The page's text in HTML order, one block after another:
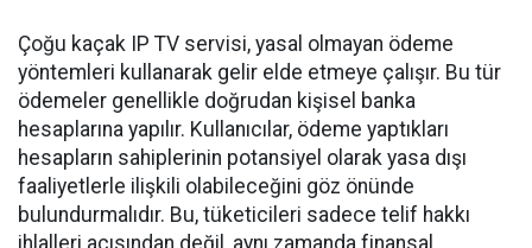
Çoğu kaçak IP TV servisi, yasal olmayan ödeme
yöntemleri kullanarak gelir elde etmeye çalışır. Bu tür
ödemeler genellikle doğrudan kişisel banka
hesaplarına yapılır. Kullanıcılar, ödeme yaptıkları
hesapların sahiplerinin potansiyel olarak yasa dışı
faaliyetlerle ilişkili olabileceğini göz önünde
bulundurmalıdır. Bu, tüketicileri sadece telif hakkı
ihlalleri açısından değil, aynı zamanda finansal